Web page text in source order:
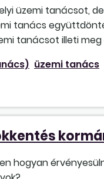
üzemi tanácsot,
tanács
tanácsot illeti
üzemi tanács
hogyan